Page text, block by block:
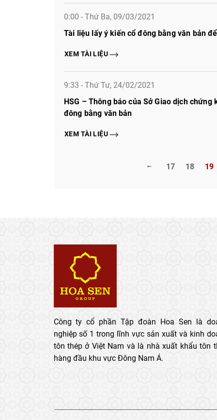
0:00 - Thứ Ba, 09/03/2021
Tài liệu lấy ý kiến cổ đông bằng văn bản
XEM TÀI LIỆU
9:33 - Thứ Tư, 24/02/2021
HSG – Thông báo của Sở Giao dịch
đông bằng văn bản
XEM TÀI LIỆU
17 18 19
Công ty cổ phần Tập đoàn Hoa Sen là
nghiệp số 1 trong lĩnh vực sản xuất và kinh
tôn thép ở Việt Nam và là nhà xuất khẩu tôn
hàng đầu khu vực Đông Nam Á.